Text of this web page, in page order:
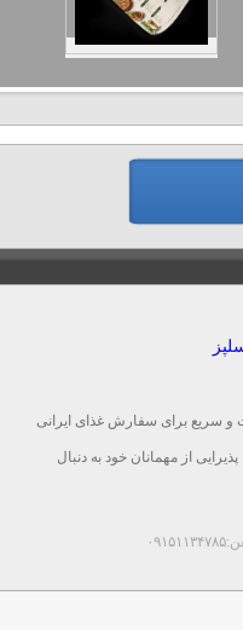
و سریع برای سفارش غذای ایرانی
از مهمانان خود به دنبال